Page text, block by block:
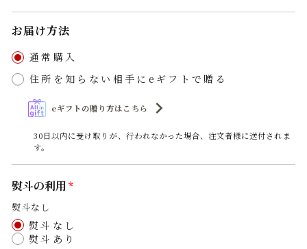
お届け方法
通常購入
住所を知らない相手にeギフトで贈る
eギフトの贈り方はこちら
30日以内に受け取りが、行われなかった場合、注文者様に送付されま
す。
熨斗の利用
熨斗なし
熨斗なし
熨斗あり